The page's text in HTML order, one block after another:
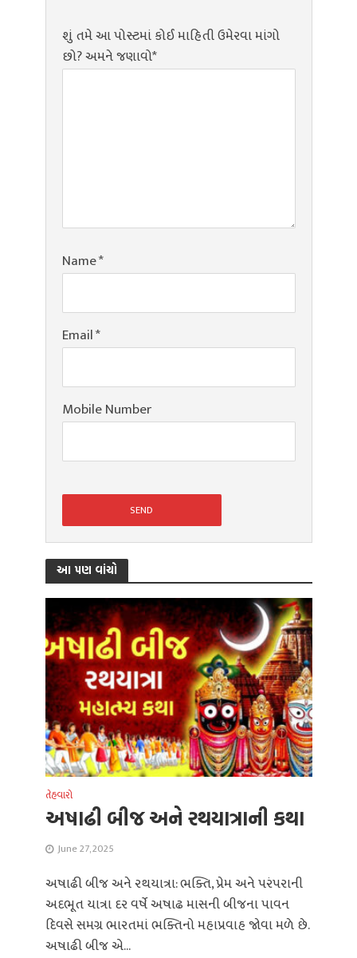
શું તમે આ પોસ્ટમાં કોઈ માહિતી ઉમેરવા માંગો
છો? અમને જણાવો*
Name*
Email*
Mobile Number
આ પણ વાંચો
તેહવારો
અષાઢી બીજ અને રથયાત્રાની કથા
June 27, 2025
અષાઢી બીજ અને રથયાત્રા: ભક્તિ, પ્રેમ અને પરંપરાની
અદભૂત યાત્રા દર વર્ષે અષાઢ માસની બીજના પાવન
દિવસે સમગ્ર ભારતમાં ભક્તિનો મહાપ્રવાહ જોવા મળે છે.
અષાઢી બીજ એ...